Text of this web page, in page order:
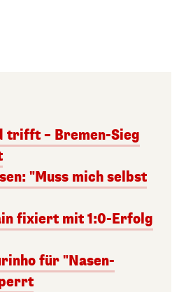
trifft – Bremen-Sieg
"Muss mich selbst
fixiert mit 1:0-Erfolg
für "Nasen-